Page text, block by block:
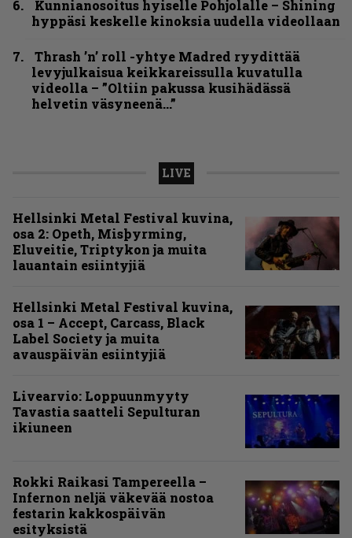
Kunnianosoitus hyiselle Pohjolalle – Shining
hyppäsi keskelle kinoksia uudella videollaan
Thrash ’n’ roll -yhtye Madred ryydittää
levyjulkaisua keikkareissulla kuvatulla
videolla – ”Oltiin pakussa kusihädässä
helvetin väsyneenä…”
LIVE
Hellsinki Metal Festival kuvina,
osa 2: Opeth, Misþyrming,
Eluveitie, Triptykon ja muita
lauantain esiintyjiä
Hellsinki Metal Festival kuvina,
osa 1 – Accept, Carcass, Black
Label Society ja muita
avauspäivän esiintyjiä
Livearvio: Loppuunmyyty
Tavastia saatteli Sepulturan
ikiuneen
Rokki Raikasi Tampereella –
Infernon neljä väkevää nostoa
festarin kakkospäivän
esityksistä